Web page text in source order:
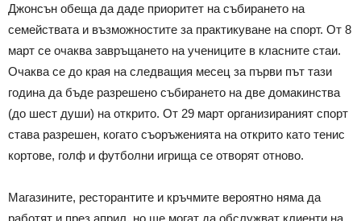
Джонсън обеща да даде приоритет на събирането на
семействата и възможностите за практикуване на спорт. От 8
март се очаква завръщането на учениците в класните стаи.
Очаква се до края на следващия месец за първи път тази
година да бъде разрешено събирането на две домакинства
(до шест души) на открито. От 29 март организираният спорт
става разрешен, когато съоръженията на открито като тенис
кортове, голф и футболни игрища се отворят отново.
Магазините, ресторантите и кръчмите вероятно няма да
работят и през април, но ще могат да обслужват клиенти на